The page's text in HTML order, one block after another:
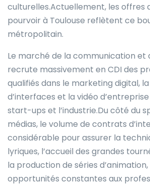
culturelles.Actuellement, les offres
pourvoir à Toulouse reflètent ce
métropolitain.
Le marché de la communication et
recrute massivement en CDI des
qualifiés dans le marketing digital,
d’interfaces et la vidéo
start-ups et l’industrie.Du côté du
médias, le volume de contrats
considérable pour assurer la
lyriques, l’accueil des grandes
la production de séries
opportunités constantes aux